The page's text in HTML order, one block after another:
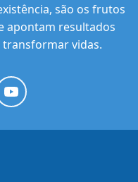
são os frutos
apontam resultados
transformar vidas.